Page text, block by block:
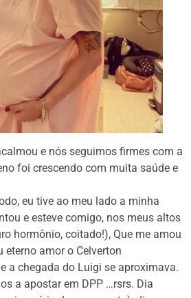
e nós seguimos firmes com a
foi crescendo com muita saúde e
eu tive ao meu lado a minha
e esteve comigo, nos meus altos
hormônio, coitado!), Que me amou
eterno amor o Celverton
a chegada do Luigi se aproximava.
a apostar em DPP …rsrs. Dia